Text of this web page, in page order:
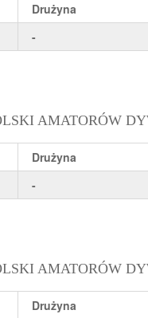
Drużyna
-
AMATORÓW
Drużyna
-
AMATORÓW
Drużyna